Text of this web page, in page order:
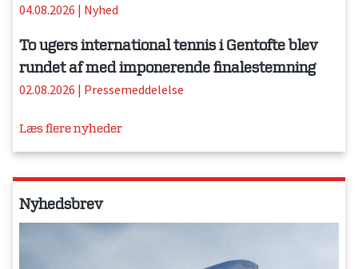
04.08.2026 | Nyhed
To ugers international tennis i Gentofte blev
rundet af med imponerende finalestemning
02.08.2026 | Pressemeddelelse
Læs flere nyheder
Nyhedsbrev